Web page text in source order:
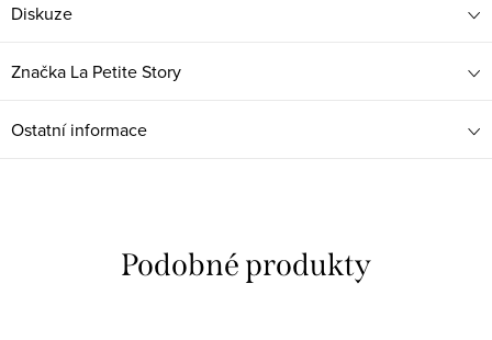
Diskuze
Značka La Petite Story
Ostatní informace